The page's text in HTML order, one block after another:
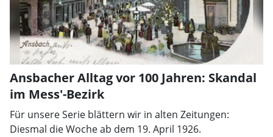
Ansbacher Alltag vor 100 Jahren: Skandal
im Mess'-Bezirk
Für unsere Serie blättern wir in alten Zeitungen:
Diesmal die Woche ab dem 19. April 1926.